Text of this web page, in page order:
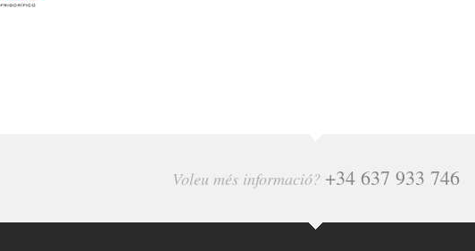
Voleu més informació? +34 637 933 746